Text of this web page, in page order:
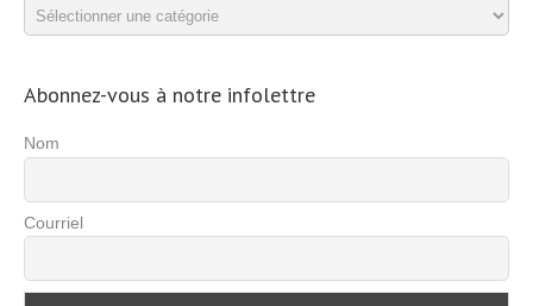
Catégories
d’exercices
Abonnez-vous à notre infolettre
Nom
Courriel